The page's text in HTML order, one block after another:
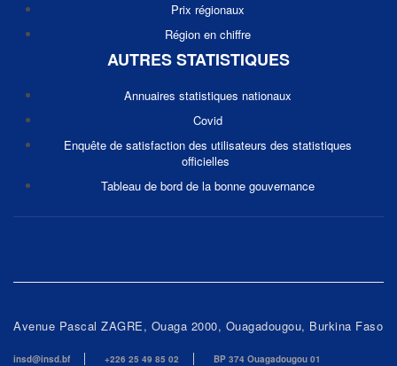
Prix régionaux
Région en chiffre
AUTRES STATISTIQUES
Annuaires statistiques nationaux
Covid
Enquête de satisfaction des utilisateurs des statistiques
officielles
Tableau de bord de la bonne gouvernance
Avenue Pascal ZAGRE, Ouaga 2000, Ouagadougou, Burkina Faso
insd@insd.bf +226 25 49 85 02 BP 374 Ouagadougou 01